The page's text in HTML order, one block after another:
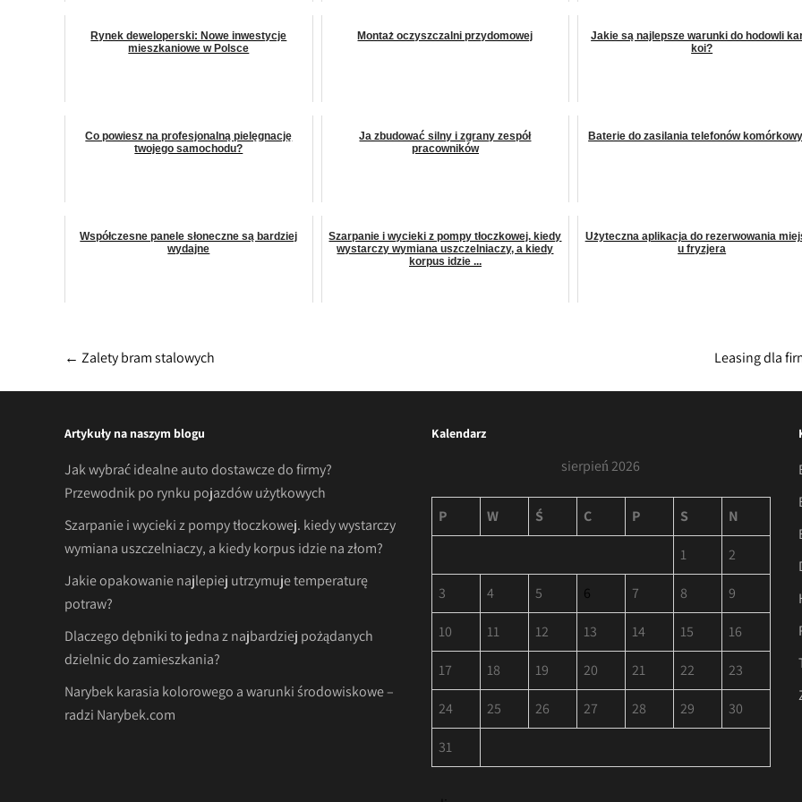
Rynek deweloperski: Nowe inwestycje
mieszkaniowe w Polsce
Montaż oczyszczalni przydomowej
Jakie są najlepsze warunki do hodowli
koi?
Co powiesz na profesjonalną pielęgnację
twojego samochodu?
Ja zbudować silny i zgrany zespół
pracowników
Baterie do zasilania telefonów
Współczesne panele słoneczne są bardziej
wydajne
Szarpanie i wycieki z pompy tłoczkowej. kiedy
wystarczy wymiana uszczelniaczy, a kiedy
korpus idzie ...
Użyteczna aplikacja do rezerwowania
u fryzjera
Post
navigation
← Zalety bram stalowych Leasing dla
Artykuły na naszym blogu
Jak wybrać idealne auto dostawcze do firmy?
Przewodnik po rynku pojazdów użytkowych
Szarpanie i wycieki z pompy tłoczkowej. kiedy wystarczy
wymiana uszczelniaczy, a kiedy korpus idzie na złom?
Jakie opakowanie najlepiej utrzymuje temperaturę
potraw?
Dlaczego dębniki to jedna z najbardziej pożądanych
dzielnic do zamieszkania?
Narybek karasia kolorowego a warunki środowiskowe –
radzi Narybek.com
Kalendarz
sierpień 2026
P W Ś C P S N
1 2
3 4 5 6 7 8 9
10 11 12 13 14 15 16
17 18 19 20 21 22 23
24 25 26 27 28 29 30
31